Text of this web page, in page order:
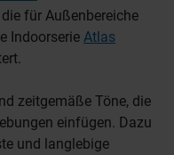
für Außenbereiche
Indoorserie Atlas
zeitgemäße Töne, die
einfügen. Dazu
und langlebige